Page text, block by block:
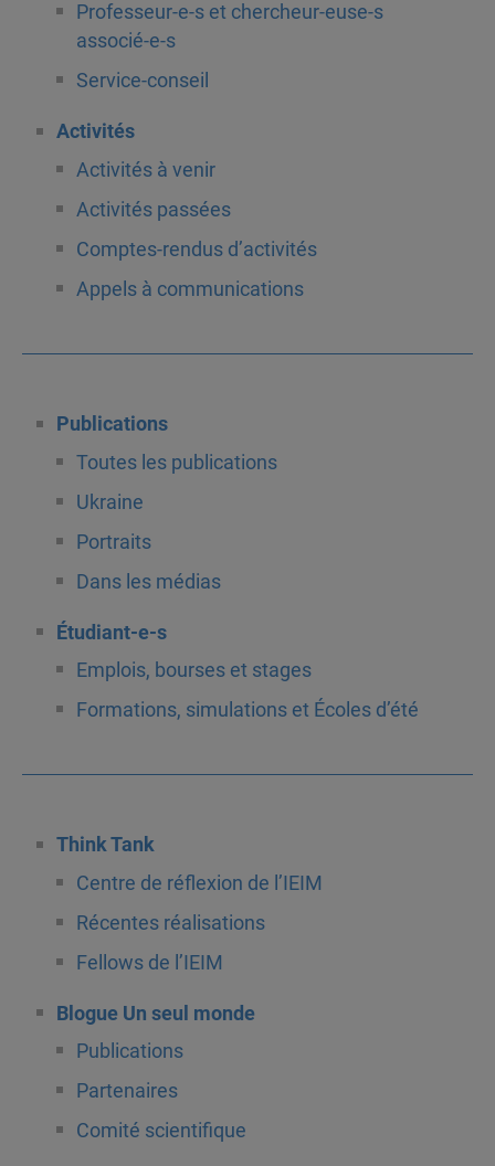
Professeur-e-s et chercheur-euse-s
associé-e-s
Service-conseil
Activités
Activités à venir
Activités passées
Comptes-rendus d’activités
Appels à communications
Publications
Toutes les publications
Ukraine
Portraits
Dans les médias
Étudiant-e-s
Emplois, bourses et stages
Formations, simulations et Écoles d’été
Think Tank
Centre de réflexion de l’IEIM
Récentes réalisations
Fellows de l’IEIM
Blogue Un seul monde
Publications
Partenaires
Comité scientifique